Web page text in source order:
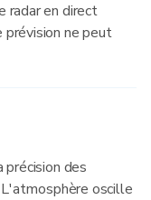
en direct
prévision ne peut
des
oscille